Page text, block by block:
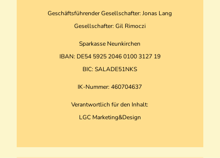
Geschäftsführender Gesellschafter: Jonas Lang
Gesellschafter: Gil Rimoczi
Sparkasse Neunkirchen
IBAN: DE54 5925 2046 0100 3127 19
BIC: SALADE51NKS
IK-Nummer: 460704637
Verantwortlich für den Inhalt:
LGC Marketing&Design